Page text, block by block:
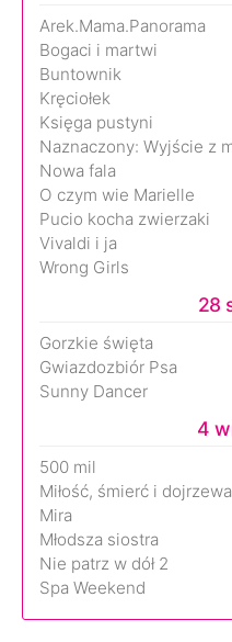
Arek.Mama.Panorama
Bogaci i martwi
Buntownik
Kręciołek
Księga pustyni
Naznaczony: Wyjście z
Nowa fala
O czym wie Marielle
Pucio kocha zwierzaki
Vivaldi i ja
Wrong Girls
28
Gorzkie święta
Gwiazdozbiór Psa
Sunny Dancer
4
500 mil
Miłość, śmierć i
Mira
Młodsza siostra
Nie patrz w dół 2
Spa Weekend